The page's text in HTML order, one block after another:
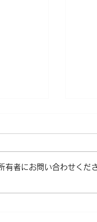
有者にお問い合わせくだ